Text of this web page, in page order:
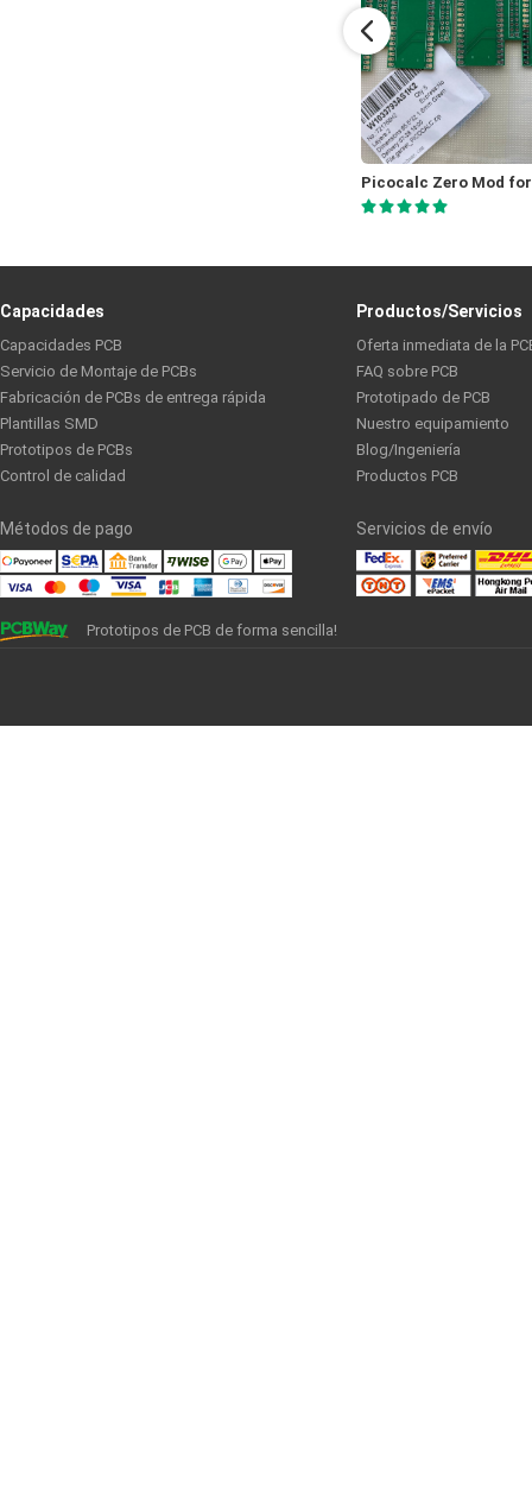
Capacidades
Capacidades PCB
Servicio de Montaje de PCBs
Fabricación de PCBs de entrega rápida
Plantillas SMD
Prototipos de PCBs
Control de calidad
Productos/Servicios
Oferta inmediata de la
FAQ sobre PCB
Prototipado de PCB
Nuestro equipamiento
Blog/Ingeniería
Productos PCB
Métodos de pago Servicios de envío
Prototipos de PCB de forma sencilla!